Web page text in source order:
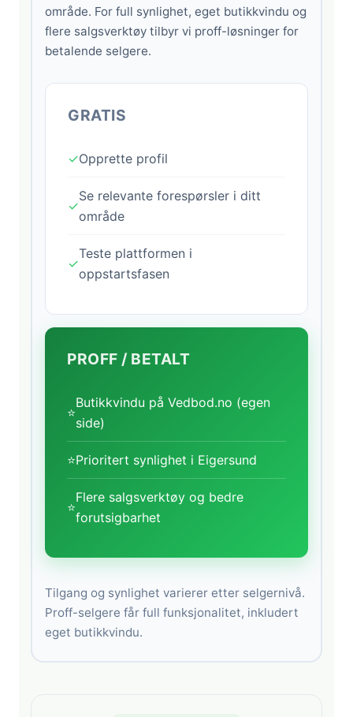
område. For full synlighet, eget butikkvindu og
flere salgsverktøy tilbyr vi proff-løsninger for
betalende selgere.
GRATIS
✓Opprette profil
✓
Se relevante forespørsler i ditt
område
✓
Teste plattformen i
oppstartsfasen
PROFF / BETALT
⭐
Butikkvindu på Vedbod.no (egen
side)
⭐Prioritert synlighet i Eigersund
⭐
Flere salgsverktøy og bedre
forutsigbarhet
Tilgang og synlighet varierer etter selgernivå.
Proff-selgere får full funksjonalitet, inkludert
eget butikkvindu.